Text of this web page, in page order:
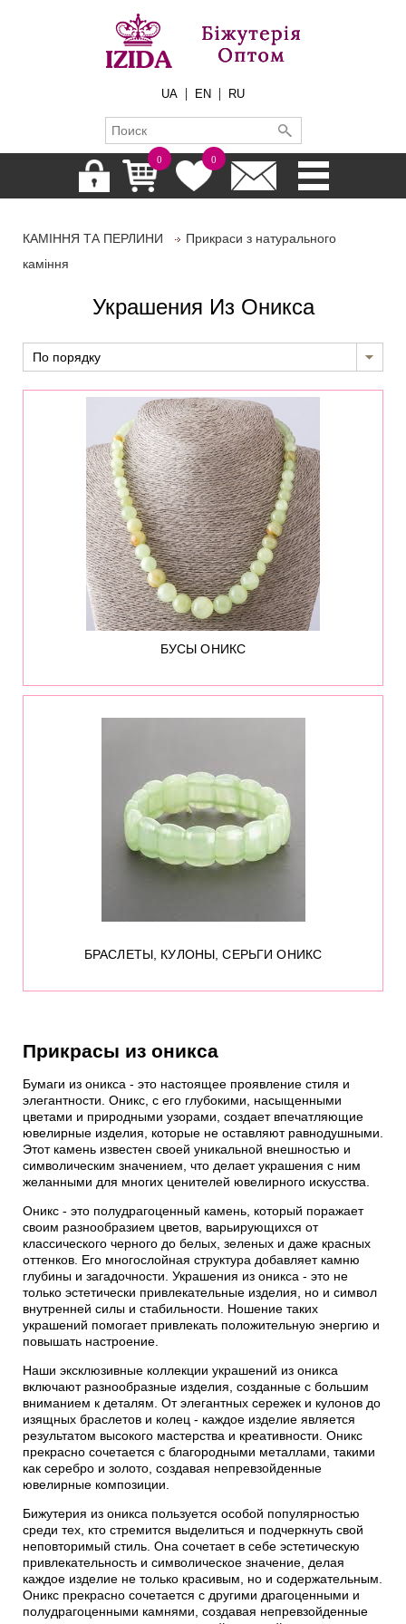
UA | EN | RU
0
0
КАМІННЯ ТА ПЕРЛИНИ
Прикраси з натурального
каміння
Украшения Из Оникса
По порядку
БУСЫ ОНИКС
БРАСЛЕТЫ, КУЛОНЫ, СЕРЬГИ ОНИКС
Прикрасы из оникса
Бумаги из оникса - это настоящее проявление стиля и
элегантности. Оникс, с его глубокими, насыщенными
цветами и природными узорами, создает впечатляющие
ювелирные изделия, которые не оставляют равнодушными.
Этот камень известен своей уникальной внешностью и
символическим значением, что делает украшения с ним
желанными для многих ценителей ювелирного искусства.
Оникс - это полудрагоценный камень, который поражает
своим разнообразием цветов, варьирующихся от
классического черного до белых, зеленых и даже красных
оттенков. Его многослойная структура добавляет камню
глубины и загадочности. Украшения из оникса - это не
только эстетически привлекательные изделия, но и символ
внутренней силы и стабильности. Ношение таких
украшений помогает привлекать положительную энергию и
повышать настроение.
Наши эксклюзивные коллекции украшений из оникса
включают разнообразные изделия, созданные с большим
вниманием к деталям. От элегантных сережек и кулонов до
изящных браслетов и колец - каждое изделие является
результатом высокого мастерства и креативности. Оникс
прекрасно сочетается с благородными металлами, такими
как серебро и золото, создавая непревзойденные
ювелирные композиции.
Бижутерия из оникса пользуется особой популярностью
среди тех, кто стремится выделиться и подчеркнуть свой
неповторимый стиль. Она сочетает в себе эстетическую
привлекательность и символическое значение, делая
каждое изделие не только красивым, но и содержательным.
Оникс прекрасно сочетается с другими драгоценными и
полудрагоценными камнями, создавая непревзойденные